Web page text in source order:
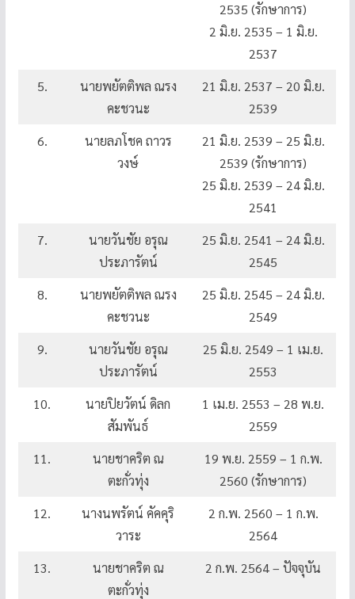
2535 (รักษาการ)
2 มิ.ย. 2535 – 1 มิ.ย.
2537
5.
นายพยัตติพล ณรง
คะชวนะ
21 มิ.ย. 2537 – 20 มิ.ย.
2539
6.
นายลภโชค ถาวร
วงษ์
21 มิ.ย. 2539 – 25 มิ.ย.
2539 (รักษาการ)
25 มิ.ย. 2539 – 24 มิ.ย.
2541
7.
นายวันชัย อรุณ
ประภารัตน์
25 มิ.ย. 2541 – 24 มิ.ย.
2545
8.
นายพยัตติพล ณรง
คะชวนะ
25 มิ.ย. 2545 – 24 มิ.ย.
2549
9.
นายวันชัย อรุณ
ประภารัตน์
25 มิ.ย. 2549 – 1 เม.ย.
2553
10.
นายปิยวัตน์ ดิลก
สัมพันธ์
1 เม.ย. 2553 – 28 พ.ย.
2559
11.
นายชาคริต ณ
ตะกั่วทุ่ง
19 พ.ย. 2559 – 1 ก.พ.
2560 (รักษาการ)
12.
นางนพรัตน์ คัคคุริ
วาระ
2 ก.พ. 2560 – 1 ก.พ.
2564
13.
นายชาคริต ณ
ตะกั่วทุ่ง
2 ก.พ. 2564 – ปัจจุบัน